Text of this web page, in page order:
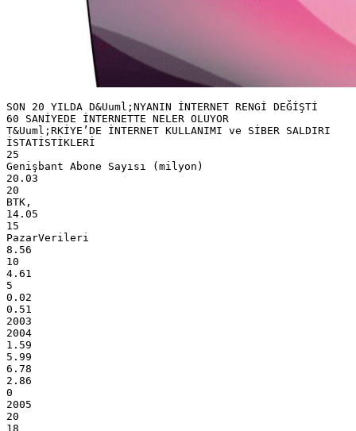
SON 20 YILDA D&Uuml;NYANIN İNTERNET RENGİ DEĞİŞTİ
60 SANİYEDE İNTERNETTE NELER OLUYOR
T&Uuml;RKİYE’DE İNTERNET KULLANIMI ve SİBER SALDIRI
İSTATİSTİKLERİ
25
Genişbant Abone Sayısı (milyon)
20.03
20
BTK,
14.05
15
PazarVerileri
8.56
10
4.61
5
0.02
0.51
2003
2004
1.59
5.99
6.78
2.86
0
2005
20
18